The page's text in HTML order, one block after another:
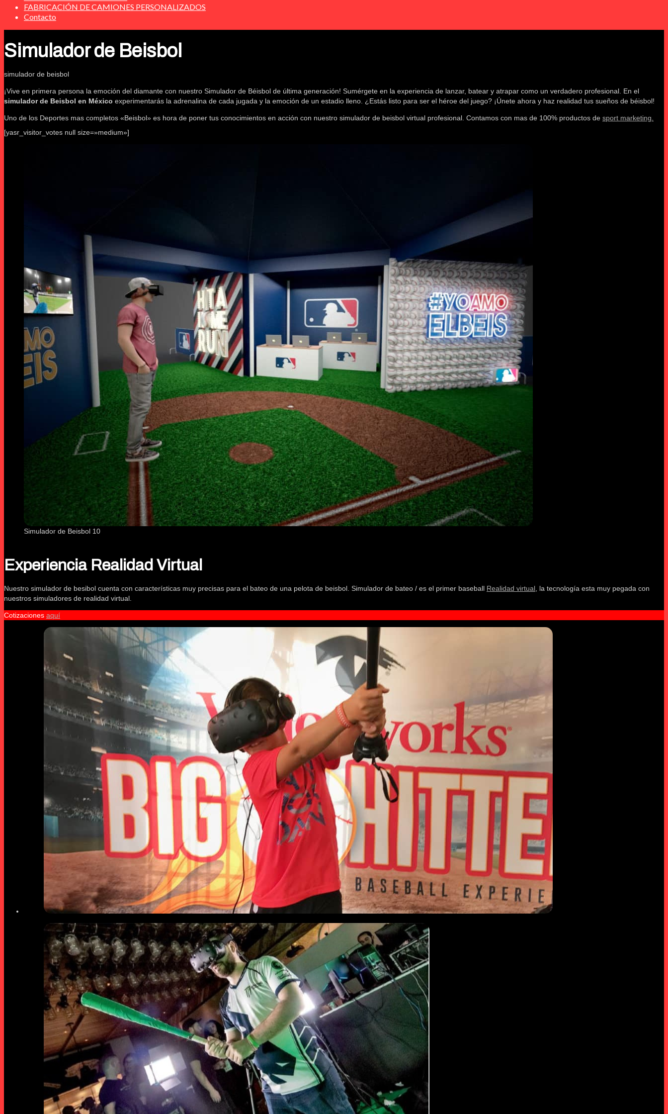
FABRICACIÓN DE CAMIONES PERSONALIZADOS
Contacto
Simulador de Beisbol
simulador de beisbol
¡Vive en primera persona la emoción del diamante con nuestro Simulador de Béisbol de última generación! Sumérgete en la experiencia de lanzar, batear y atrapar como un verdadero profesional. En el
simulador de Beisbol en México experimentarás la adrenalina de cada jugada y la emoción de un estadio lleno. ¿Estás listo para ser el héroe del juego? ¡Únete ahora y haz realidad tus sueños de béisbol!
Uno de los Deportes mas completos «Beisbol» es hora de poner tus conocimientos en acción con nuestro simulador de beisbol virtual profesional. Contamos con mas de 100% productos de sport marketing.
[yasr_visitor_votes null size=»medium»]
Simulador de Beisbol 10
Experiencia Realidad Virtual
Nuestro simulador de besibol cuenta con características muy precisas para el bateo de una pelota de beisbol. Simulador de bateo / es el primer baseball Realidad virtual , la tecnología esta muy pegada con
nuestros simuladores de realidad virtual.
Cotizaciones aquí